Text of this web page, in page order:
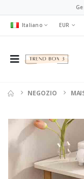
Italiano EUR
NEGOZIO